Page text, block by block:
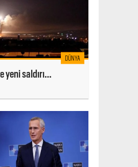
DÜNYA
yeni saldırı…